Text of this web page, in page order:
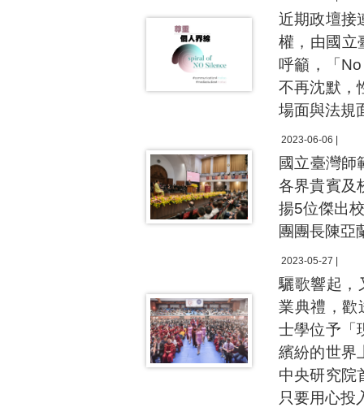
近期政壇接
權，由國立
呼籲，「
不再沈默，
場面與法規
2023-06-06 |
國立臺灣師
各界貴賓及
揚5位傑出
團團長陳亞
2023-05-27 |
驪歌響起，
業典禮，歡
士學位予「
繽紛的世界
中央研究院
只要用心投